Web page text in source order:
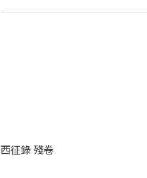
西征錄 殘卷